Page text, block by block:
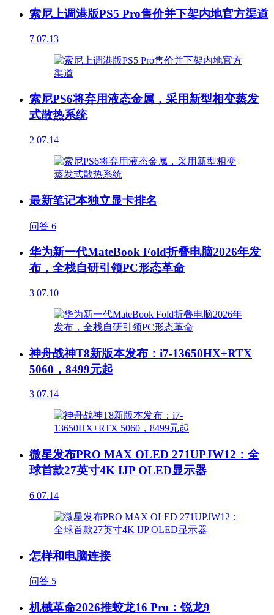
索尼上调港版PS5 Pro售价并下架内地官方渠道
7 07.13
索尼PS6将弃用液态金属，采用新型相变蒸发
式散热系统
2 07.14
最新笔记本独立显卡排名
问答 6
华为新一代MateBook Fold折叠电脑2026年发
布，全栈自研引领PC形态革命
3 07.10
神舟战神T8新版本发布：i7-13650HX+RTX
5060，8499元起
3 07.14
微星发布PRO MAX OLED 271UPJW12：全
球首款27英寸4K IJP OLED显示器
6 07.14
怎样和电脑连接
问答 5
机械革命2026推蛟龙16 Pro：锐龙9